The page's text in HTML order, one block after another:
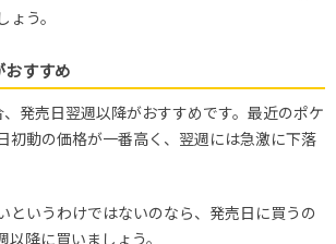
ょう。
おすすめ
発売日翌週以降がおすすめです。最近のポケ
初動の価格が一番高く、翌週には急激に下落
というわけではないのなら、発売日に買うの
以降に買いましょう。